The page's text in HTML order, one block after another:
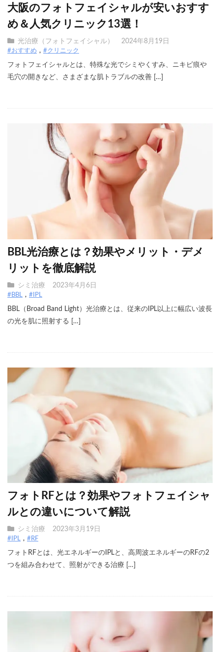
大阪のフォトフェイシャルが安いおすす
め＆人気クリニック13選！
光治療（フォトフェイシャル） 2024年8月19日
#おすすめ #クリニック
フォトフェイシャルとは、特殊な光でシミやくすみ、ニキビ痕や
毛穴の開きなど、さまざまな肌トラブルの改善 […]
BBL光治療とは？効果やメリット・デメ
リットを徹底解説
シミ治療 2023年4月6日
#BBL #IPL
BBL（Broad Band Light）光治療とは、従来のIPL以上に幅広い波長
の光を肌に照射する […]
フォトRFとは？効果やフォトフェイシャ
ルとの違いについて解説
シミ治療 2023年3月19日
#IPL #RF
フォトRFとは、光エネルギーのIPLと、高周波エネルギーのRFの2
つを組み合わせて、照射ができる治療 […]